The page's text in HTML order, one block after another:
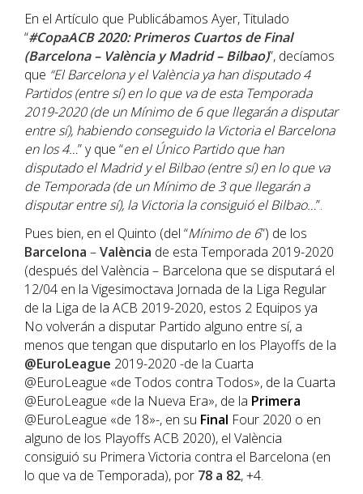
En el Artículo que Publicábamos Ayer, Titulado
“#CopaACB 2020: Primeros Cuartos de Final
(Barcelona – València y Madrid – Bilbao)”, decíamos
que “ElBarcelonay el Valènciaya han disputado 4
Partidos (entre sí) en lo que va de esta Temporada
2019-2020 (de un Mínimo de 6 que llegarán a disputar
entre sí), habiendo conseguido la Victoria elBarcelona
en los 4…” y que “en el Único Partido que han
disputado elMadridy elBilbao(entre sí) en lo que va
de Temporada (de un Mínimo de 3 que llegarán a
disputar entre sí), la Victoria la consiguió elBilbao…”.
Pues bien, en el Quinto (del “Mínimo de 6”) de los
Barcelona –València de esta Temporada 2019-2020
(después del València – Barcelona que se disputará el
12/04 en la Vigesimoctava Jornada de la Liga Regular
de la Liga de la ACB 2019-2020, estos 2 Equipos ya
No volverán a disputar Partido alguno entre sí, a
menos que tengan que disputarlo en los Playoffs de la
@EuroLeague 2019-2020 -de la Cuarta
@EuroLeague «de Todos contra Todos», de la Cuarta
@EuroLeague «de la Nueva Era», de la Primera
@EuroLeague «de 18»-, en su Final Four 2020 o en
alguno de los Playoffs ACB 2020), el València
consiguió su Primera Victoria contra el Barcelona (en
lo que va de Temporada), por 78 a 82, +4.